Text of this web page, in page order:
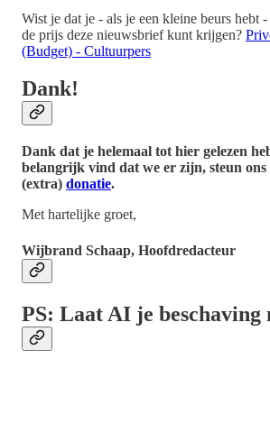
Wist je dat je - als je een kleine beurs hebt
de prijs deze nieuwsbrief kunt krijgen?
(Budget) - Cultuurpers
Dank!
Dank dat je helemaal tot hier gelezen
belangrijk vind dat we er zijn, steun ons
(extra) donatie.
Met hartelijke groet,
Wijbrand Schaap, Hoofdredacteur
PS: Laat AI je beschaving